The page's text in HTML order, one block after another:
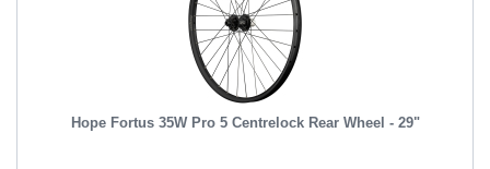
Hope Fortus 35W Pro 5 Centrelock Rear Wheel - 29"